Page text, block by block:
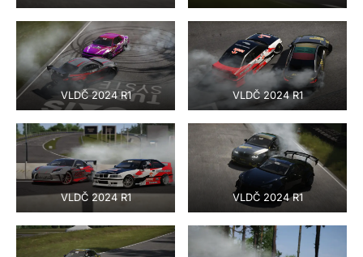
VLDČ 2024 R1 VLDČ 2024 R1
VLDČ 2024 R1 VLDČ 2024 R1